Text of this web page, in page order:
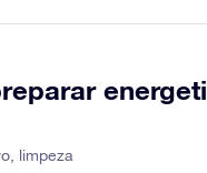
limpeza